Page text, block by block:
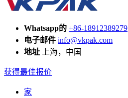
Whatsapp的 +86-18912389279
电子邮件 info@vkpak.com
地址 上海，中国
获得最佳报价
家